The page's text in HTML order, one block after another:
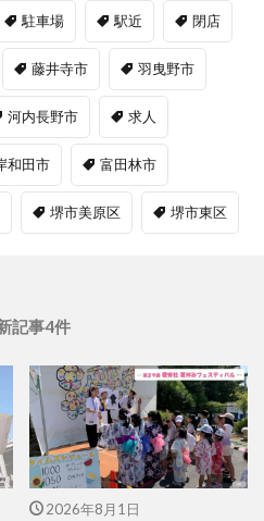
駐車場 駅近 閉店
藤井寺市 羽曳野市
河内長野市 求人
和田市 富田林市
堺市美原区 堺市東区
記事4件
2026年8月1日